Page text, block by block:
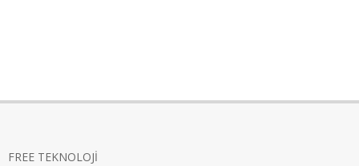
FREE TEKNOLOJİ